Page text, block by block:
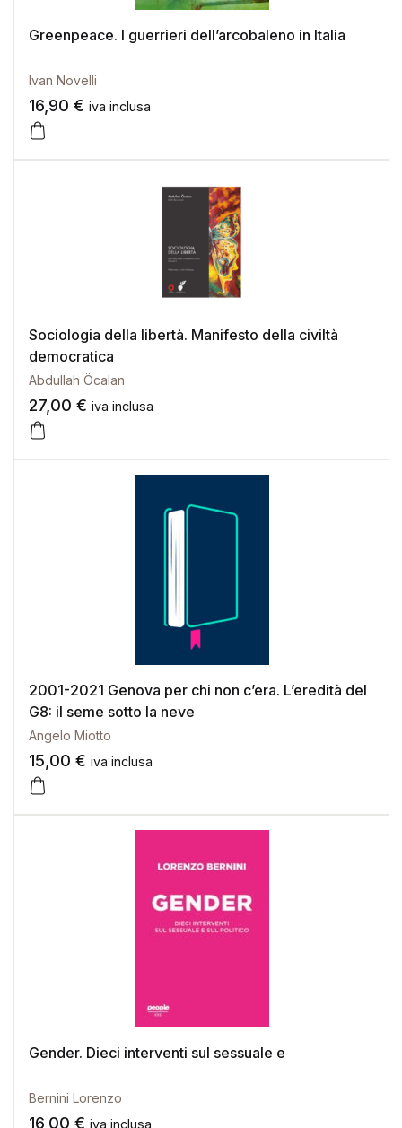
Greenpeace. I guerrieri dell’arcobaleno in Italia
Ivan Novelli
16,90 € iva inclusa
Sociologia della libertà. Manifesto della civiltà
democratica
Abdullah Öcalan
27,00 € iva inclusa
2001-2021 Genova per chi non c’era. L’eredità del
G8: il seme sotto la neve
Angelo Miotto
15,00 € iva inclusa
Gender. Dieci interventi sul sessuale e
Bernini Lorenzo
16,00 € iva inclusa